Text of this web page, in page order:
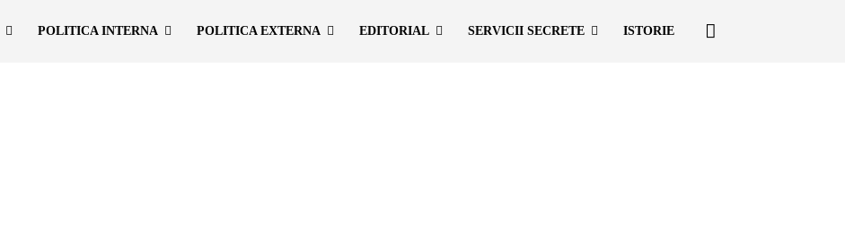
POLITICA INTERNA POLITICA EXTERNA EDITORIAL SERVICII SECRETE ISTORIE